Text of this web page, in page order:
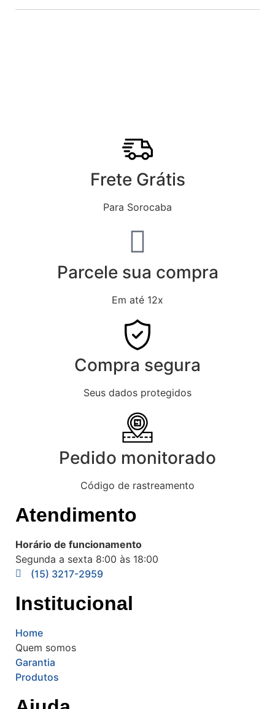
Frete Grátis
Para Sorocaba
Parcele sua compra
Em até 12x
Compra segura
Seus dados protegidos
Pedido monitorado
Código de rastreamento
Atendimento
Horário de funcionamento
Segunda a sexta 8:00 às 18:00
(15) 3217-2959
Institucional
Home
Quem somos
Garantia
Produtos